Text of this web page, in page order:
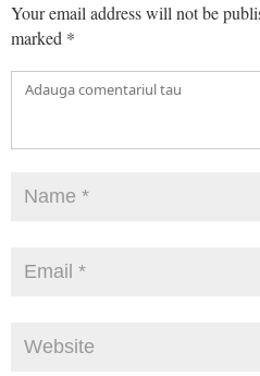
Your email address will not be
marked *